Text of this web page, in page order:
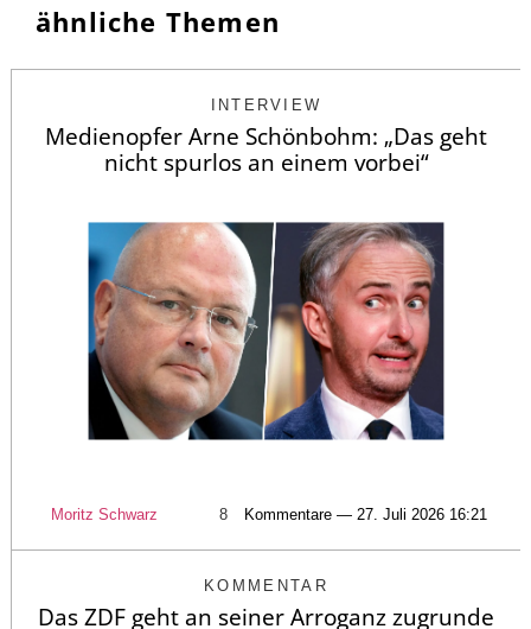
ähnliche Themen
INTERVIEW
Medienopfer Arne Schönbohm: „Das geht
nicht spurlos an einem vorbei“
Moritz Schwarz 8 Kommentare — 27. Juli 2026 16:21
KOMMENTAR
Das ZDF geht an seiner Arroganz zugrunde